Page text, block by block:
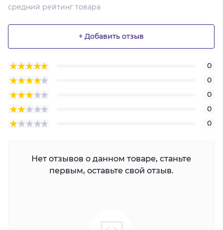
средний рейтинг товара
+ Добавить отзыв
0
0
0
0
0
Нет отзывов о данном товаре, станьте
первым, оставьте свой отзыв.